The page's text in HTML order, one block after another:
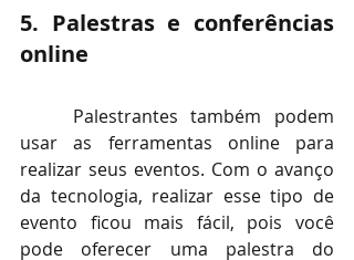
5. Palestras e conferências
online
Palestrantes também podem
usar as ferramentas online para
realizar seus eventos. Com o avanço
da tecnologia, realizar esse tipo de
evento ficou mais fácil, pois você
pode oferecer uma palestra do